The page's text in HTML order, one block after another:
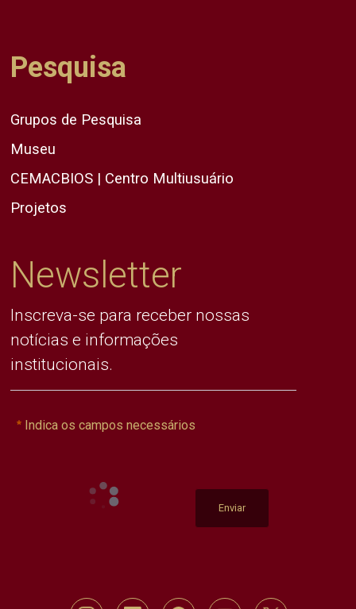
Pesquisa
Grupos de Pesquisa
Museu
CEMACBIOS | Centro Multiusuário
Projetos
Newsletter
Inscreva-se para receber nossas
notícias e informações
institucionais.
Indica os campos necessários
Enviar